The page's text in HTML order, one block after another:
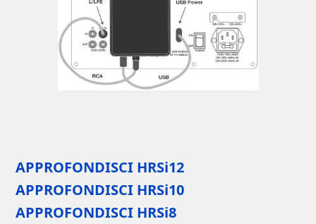
APPROFONDISCI HRSi12
APPROFONDISCI HRSi10
APPROFONDISCI HRSi8